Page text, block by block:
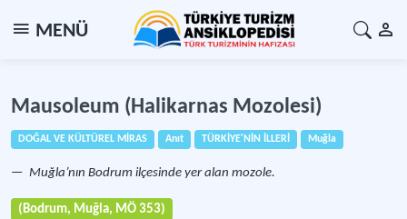
MENÜ
Mausoleum (Halikarnas Mozolesi)
DOĞAL VE KÜLTÜREL MİRAS Anıt TÜRKİYE'NİN İLLERİ Muğla
Muğla’nın Bodrum ilçesinde yer alan mozole.
(Bodrum, Muğla, MÖ 353)